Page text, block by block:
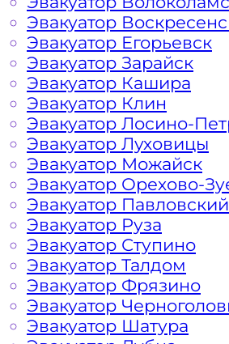
ЗА КИЛОМЕТР
+7 985 222 99 01
Эвакуатор
Эвакуатор Егорьевск
Эвакуатор Зарайск
Эвакуатор Кашира
Эвакуатор Клин
Эвакуатор Лосино-
Эвакуатор Луховицы
Эвакуатор Можайск
Эвакуатор Орехово-
Эвакуатор
Эвакуатор Руза
Эвакуатор Ступино
Эвакуатор Талдом
Эвакуатор Фрязино
Эвакуатор
Эвакуатор Шатура